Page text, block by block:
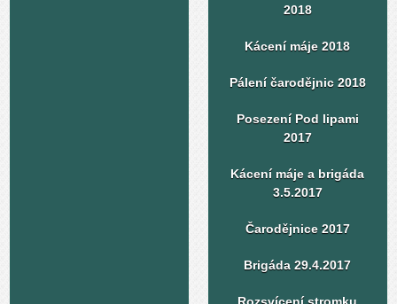
2018
Kácení máje 2018
Pálení čarodějnic 2018
Posezení Pod lipami
2017
Kácení máje a brigáda
3.5.2017
Čarodějnice 2017
Brigáda 29.4.2017